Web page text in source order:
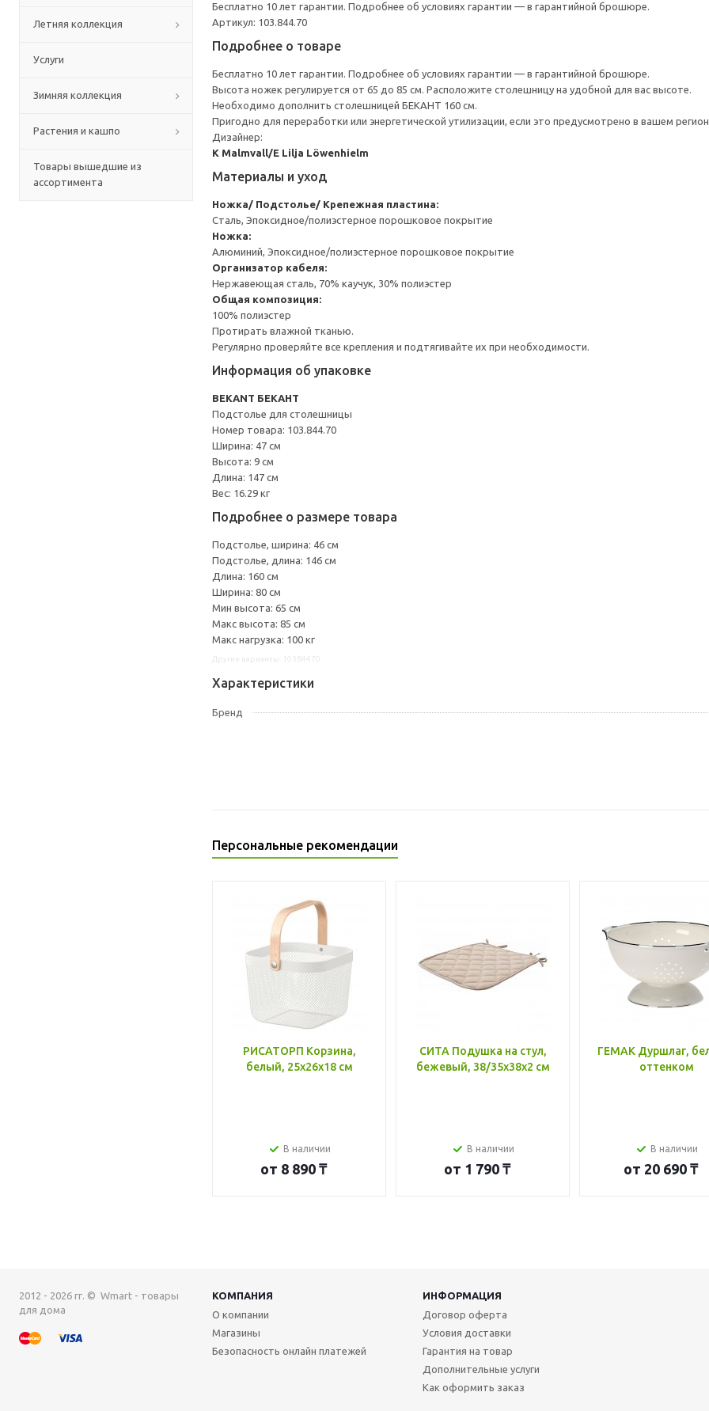
Летняя коллекция
Услуги
Зимняя коллекция
Растения и кашпо
Товары вышедшие из
ассортимента
Бесплатно 10 лет гарантии. Подробнее об условиях гарантии — в гарантийной брошюре.
Артикул: 103.844.70
Подробнее о товаре
Бесплатно 10 лет гарантии. Подробнее об условиях гарантии — в гарантийной брошюре.
Высота ножек регулируется от 65 до 85 см. Расположите столешницу на удобной для вас высоте.
Необходимо дополнить столешницей БЕКАНТ 160 см.
Пригодно для переработки или энергетической утилизации, если это предусмотрено в вашем
Дизайнер:
K Malmvall/E Lilja Löwenhielm
Материалы и уход
Ножка/ Подстолье/ Крепежная пластина:
Сталь, Эпоксидное/полиэстерное порошковое покрытие
Ножка:
Алюминий, Эпоксидное/полиэстерное порошковое покрытие
Организатор кабеля:
Нержавеющая сталь, 70% каучук, 30% полиэстер
Общая композиция:
100% полиэстер
Протирать влажной тканью.
Регулярно проверяйте все крепления и подтягивайте их при необходимости.
Информация об упаковке
BEKANT БЕКАНТ
Подстолье для столешницы
Номер товара: 103.844.70
Ширина: 47 см
Высота: 9 см
Длина: 147 см
Вес: 16.29 кг
Подробнее о размере товара
Подстолье, ширина: 46 см
Подстолье, длина: 146 см
Длина: 160 см
Ширина: 80 см
Мин высота: 65 см
Макс высота: 85 см
Макс нагрузка: 100 кг
Характеристики
Бренд
Персональные рекомендации
РИСАТОРП Корзина,
белый, 25x26x18 см
В наличии
от 8 890 ₸
СИТА Подушка на стул,
бежевый, 38/35x38x2 см
В наличии
от 1 790 ₸
ГЕМАК Дуршлаг,
оттенком
В наличии
от 20 690 ₸
2012 - 2026 гг. © Wmart - товары
для дома
КОМПАНИЯ
ИНФОРМАЦИЯ
О компании
Магазины
Безопасность онлайн платежей
Договор оферта
Условия доставки
Гарантия на товар
Дополнительные услуги
Как оформить заказ